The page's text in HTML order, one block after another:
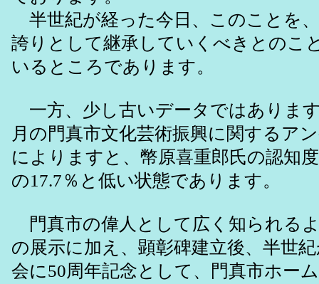
半世紀が経った今日、このことを
誇りとして継承していくべきとのこ
いるところであります。
一方、少し古いデータではありま
月の門真市文化芸術振興に関するア
によりますと、幣原喜重郎氏の認知
の17.7％と低い状態であります。
門真市の偉人として広く知られる
の展示に加え、顕彰碑建立後、半世
会に50周年記念として、門真市ホー